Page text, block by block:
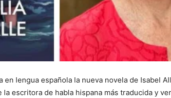
en lengua española la nueva novela de Isabel
la escritora de habla hispana más traducida y